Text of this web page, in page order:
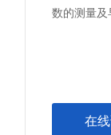
数的测量及
在